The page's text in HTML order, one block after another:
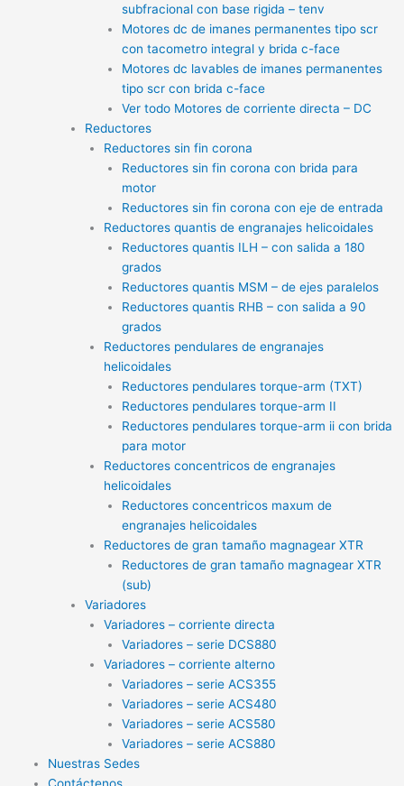
subfracional con base rigida – tenv
Motores dc de imanes permanentes tipo scr
con tacometro integral y brida c-face
Motores dc lavables de imanes permanentes
tipo scr con brida c-face
Ver todo Motores de corriente directa – DC
Reductores
Reductores sin fin corona
Reductores sin fin corona con brida para
motor
Reductores sin fin corona con eje de entrada
Reductores quantis de engranajes helicoidales
Reductores quantis ILH – con salida a 180
grados
Reductores quantis MSM – de ejes paralelos
Reductores quantis RHB – con salida a 90
grados
Reductores pendulares de engranajes
helicoidales
Reductores pendulares torque-arm (TXT)
Reductores pendulares torque-arm II
Reductores pendulares torque-arm ii con brida
para motor
Reductores concentricos de engranajes
helicoidales
Reductores concentricos maxum de
engranajes helicoidales
Reductores de gran tamaño magnagear XTR
Reductores de gran tamaño magnagear XTR
(sub)
Variadores
Variadores – corriente directa
Variadores – serie DCS880
Variadores – corriente alterno
Variadores – serie ACS355
Variadores – serie ACS480
Variadores – serie ACS580
Variadores – serie ACS880
Nuestras Sedes
Contáctenos